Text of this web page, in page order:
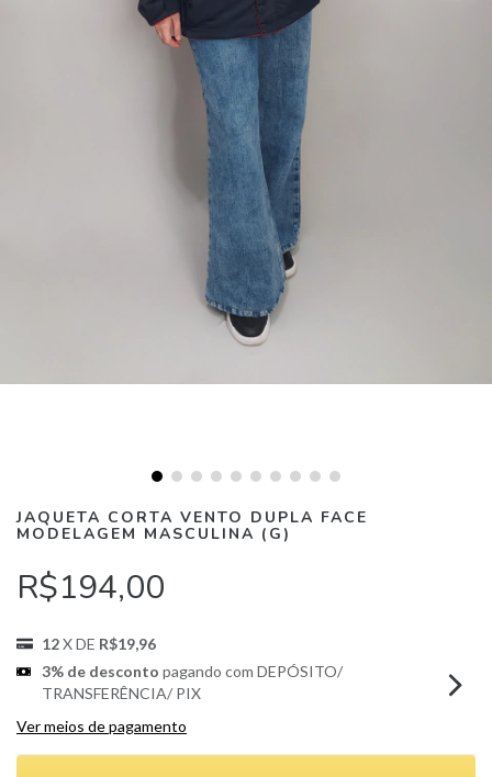
JAQUETA CORTA VENTO DUPLA FACE
MODELAGEM MASCULINA (G)
R$194,00
12X DE R$19,96
3% de desconto pagando com DEPÓSITO/
TRANSFERÊNCIA/ PIX
Ver meios de pagamento